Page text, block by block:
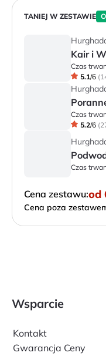
TANIEJ W ZESTAWIE
Czas
5.1/6 (
Czas
5.2/6 (
Czas
Cena zestawu:od
Cena poza
Wsparcie
Kontakt
Gwarancja Ceny